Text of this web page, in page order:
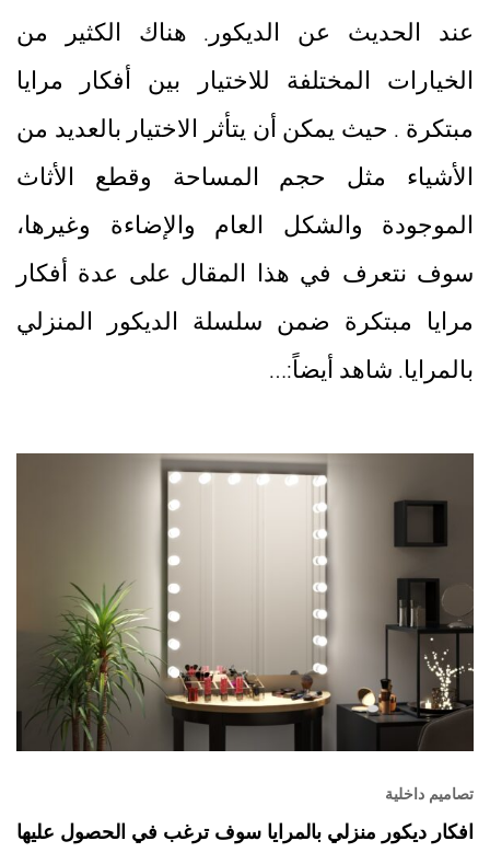
عند الحديث عن الديكور. هناك الكثير من
الخيارات المختلفة للاختيار بين أفكار مرايا
مبتكرة . حيث يمكن أن يتأثر الاختيار بالعديد من
الأشياء مثل حجم المساحة وقطع الأثاث
الموجودة والشكل العام والإضاءة وغيرها،
سوف نتعرف في هذا المقال على عدة أفكار
مرايا مبتكرة ضمن سلسلة الديكور المنزلي
بالمرايا. شاهد أيضاً:…
تصاميم داخلية
افكار ديكور منزلي بالمرايا سوف ترغب في الحصول عليها